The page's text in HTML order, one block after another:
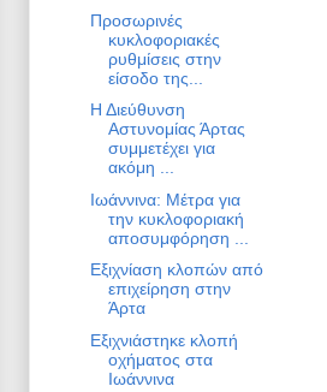
Προσωρινές
κυκλοφοριακές
ρυθμίσεις στην
είσοδο της...
Η Διεύθυνση
Αστυνομίας Άρτας
συμμετέχει για
ακόμη ...
Ιωάννινα: Μέτρα για
την κυκλοφοριακή
αποσυμφόρηση ...
Εξιχνίαση κλοπών από
επιχείρηση στην
Άρτα
Εξιχνιάστηκε κλοπή
οχήματος στα
Ιωάννινα